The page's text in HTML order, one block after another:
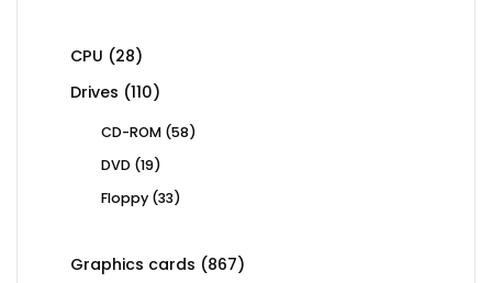
CPU 2828
Drives 110110
CD-ROM 5858
DVD 1919
Floppy 3333
Graphics cards 867867